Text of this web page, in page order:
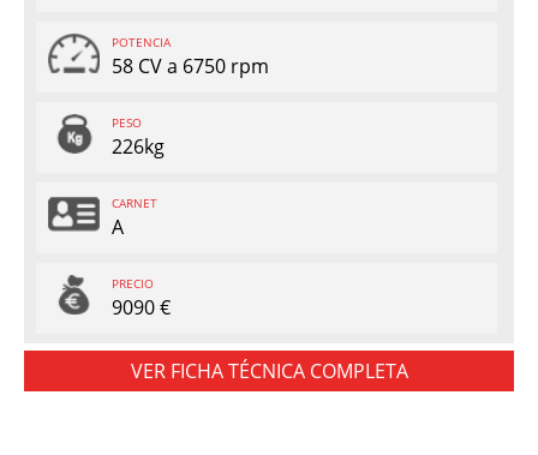
POTENCIA
58 CV a 6750 rpm
PESO
226kg
CARNET
A
PRECIO
9090 €
VER FICHA TÉCNICA COMPLETA